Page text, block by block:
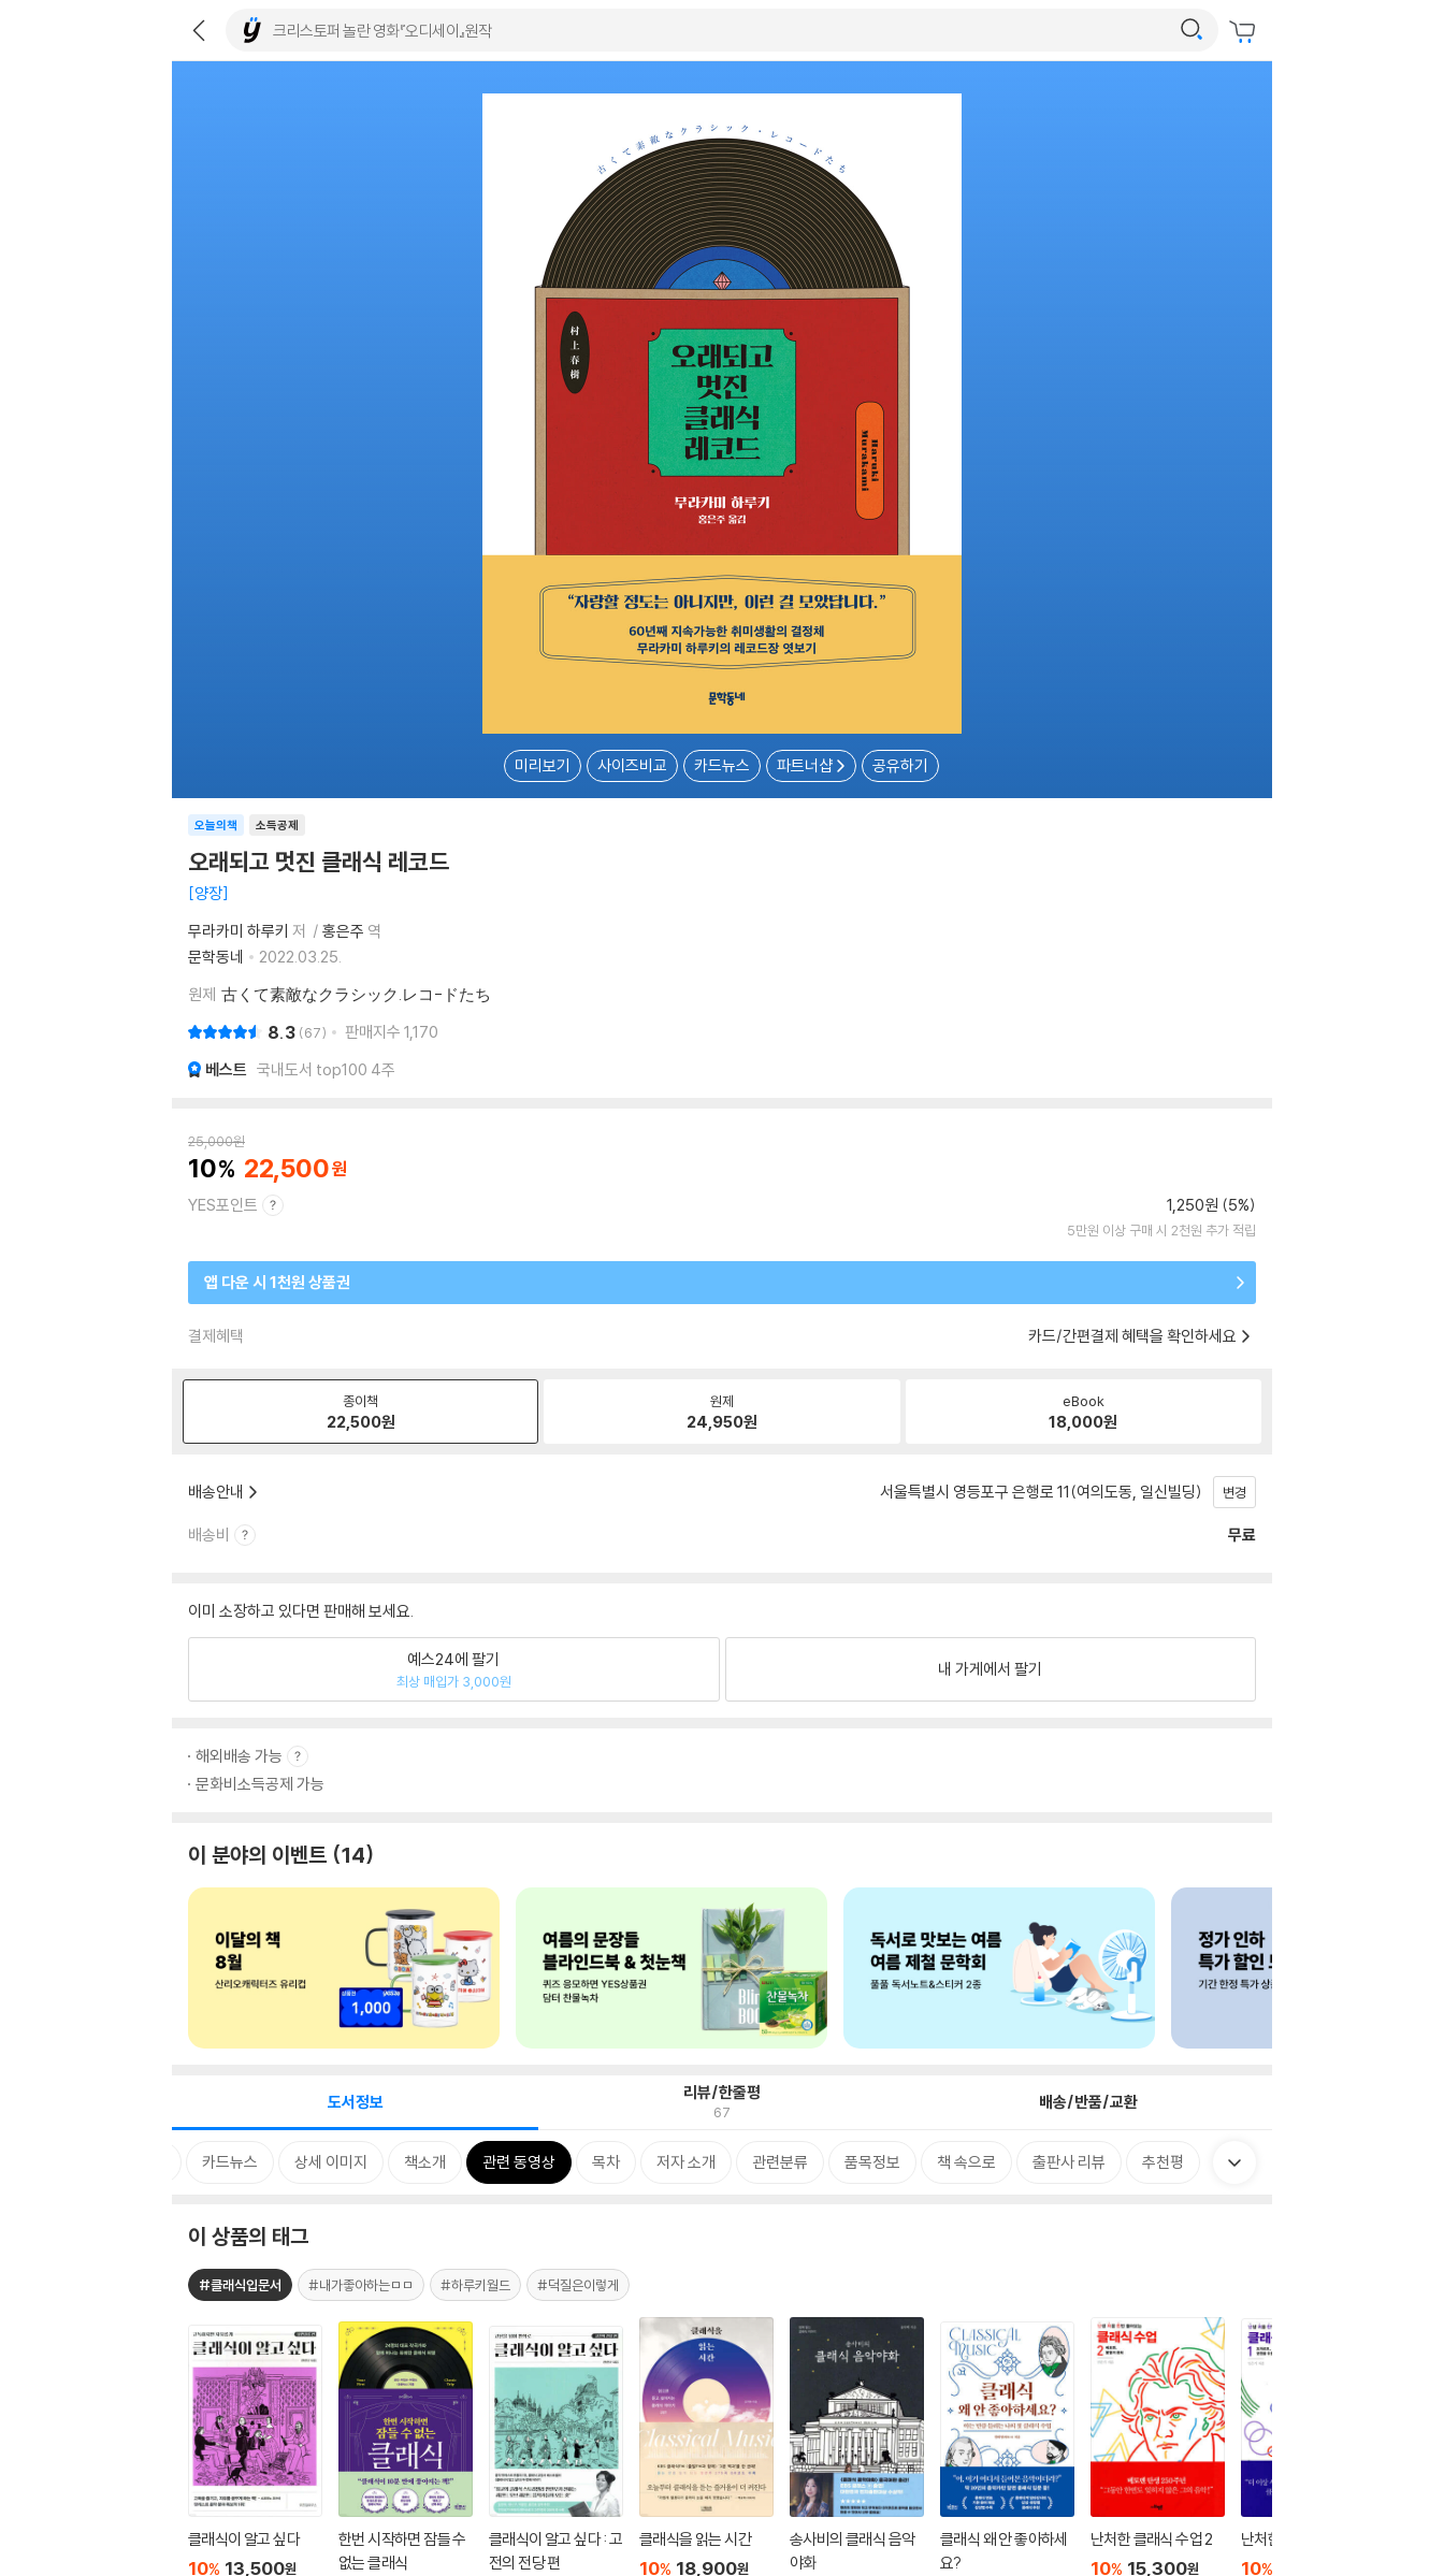
미리보기 사이즈비교 카드뉴스 파트너샵 공유하기
소득공제
오늘의책
오래되고 멋진 클래식 레코드
양장
무라카미 하루키 저 홍은주 역
문학동네
2022.03.25.
원제 古くて素敵なクラシック.レコ-ドたち
8.3 67 판매지수 1,170
베스트 국내도서 top100 4주
25,000원
10 22,500
YES포인트 1,250원 (5%)
5만원 이상 구매 시 2천원 추가 적립
앱 다운 시 1천원 상품권
결제혜택 카드/간편결제 혜택을 확인하세요
종이책
22,500원
원제
24,950원
eBook
18,000원
배송안내 서울특별시 영등포구 은행로 11(여의도동, 일신빌딩) 변경
배송비 무료
이미 소장하고 있다면 판매해 보세요.
예스24에 팔기
최상 매입가 3,000원
내 가게에서 팔기
해외배송 가능
문화비소득공제 가능
이 분야의 이벤트 14
도서정보 리뷰/한줄평
67 배송/반품/교환
카드뉴스 상세 이미지 책소개 관련 동영상 목차 저자 소개 관련분류 품목정보 책 속으로 출판사 리뷰 추천평
이 상품의 태그
#클래식입문서 #내가좋아하는ㅁㅁ #하루키월드 #덕질은이렇게
클래식이 알고 싶다
10% 13,500원
한번 시작하면 잠들 수
없는 클래식
클래식이 알고 싶다 : 고
전의 전당 편
클래식을 읽는 시간
10% 18,900원
송사비의 클래식 음악
야화
클래식 왜 안 좋아하세
요?
난처한 클래식 수업 2
10% 15,300원
난처한 클래식 수업 1
10%